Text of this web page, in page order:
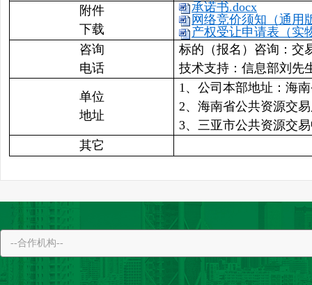
附件
下载
承诺书.docx
网络竞价须知（通用
产权受让申请表（实
咨询
电话
标的（报名）咨询：交
技术支持：信息部刘先
单位
地址
1、公司本部地址：海
2、海南省公共资源交
3、三亚市公共资源交
其它